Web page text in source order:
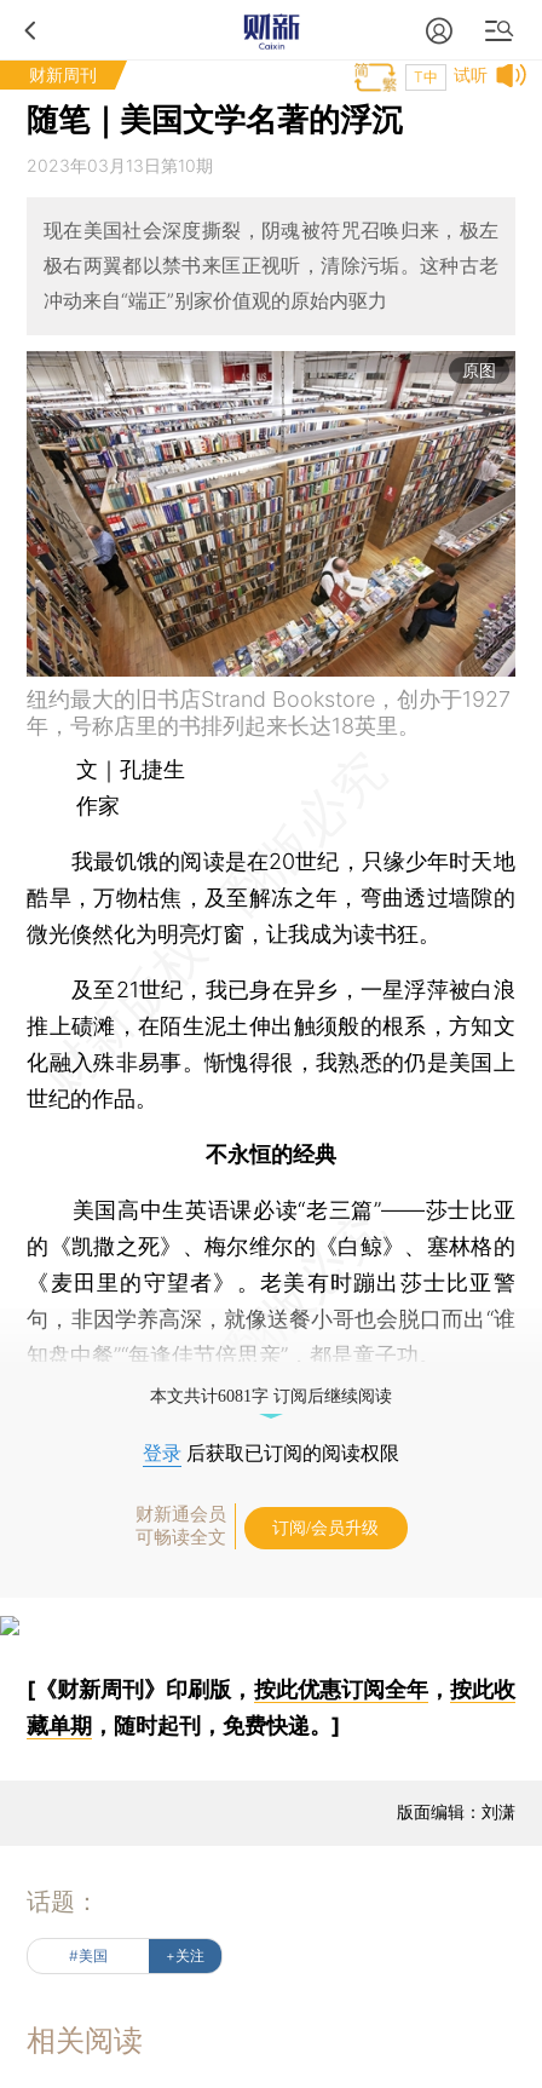
财新周刊 试听
T中
随笔｜美国文学名著的浮沉
2023年03月13日第10期
现在美国社会深度撕裂，阴魂被符咒召唤归来，极左
极右两翼都以禁书来匡正视听，清除污垢。这种古老
冲动来自“端正”别家价值观的原始内驱力
原图
纽约最大的旧书店Strand Bookstore，创办于1927
年，号称店里的书排列起来长达18英里。
文｜孔捷生
作家
我最饥饿的阅读是在20世纪，只缘少年时天地
酷旱，万物枯焦，及至解冻之年，弯曲透过墙隙的
微光倏然化为明亮灯窗，让我成为读书狂。
及至21世纪，我已身在异乡，一星浮萍被白浪
推上碛滩，在陌生泥土伸出触须般的根系，方知文
化融入殊非易事。惭愧得很，我熟悉的仍是美国上
世纪的作品。
不永恒的经典
美国高中生英语课必读“老三篇”——莎士比亚
的《凯撒之死》、梅尔维尔的《白鲸》、塞林格的
《麦田里的守望者》。老美有时蹦出莎士比亚警
句，非因学养高深，就像送餐小哥也会脱口而出“谁
知盘中餐”“每逢佳节倍思亲”，都是童子功。
本文共计6081字 订阅后继续阅读
登录 后获取已订阅的阅读权限
财新通会员
可畅读全文
订阅/会员升级
[《财新周刊》印刷版， 按此优惠订阅全年， 按此收
藏单期 ，随时起刊，免费快递。]
版面编辑：刘潇
话题：
#美国 +关注
相关阅读